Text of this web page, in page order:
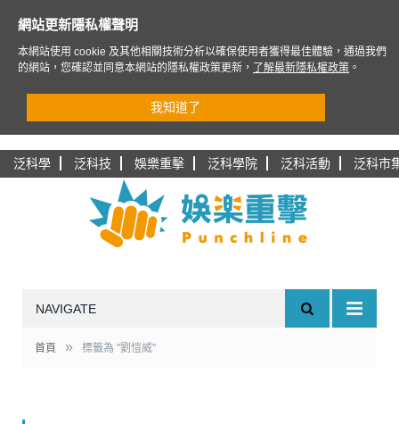
泛科學 泛科技 娛樂重擊 泛科學院 泛科活動 泛科市
NAVIGATE
首頁 » 標籤為 "劉愷威"
網站更新隱私權聲明
本網站使用 cookie 及其他相關技術分析以確保使用者獲得最佳體驗，通過我們
的網站，您確認並同意本網站的隱私權政策更新，
了解最新隱私權政策 。
我知道了